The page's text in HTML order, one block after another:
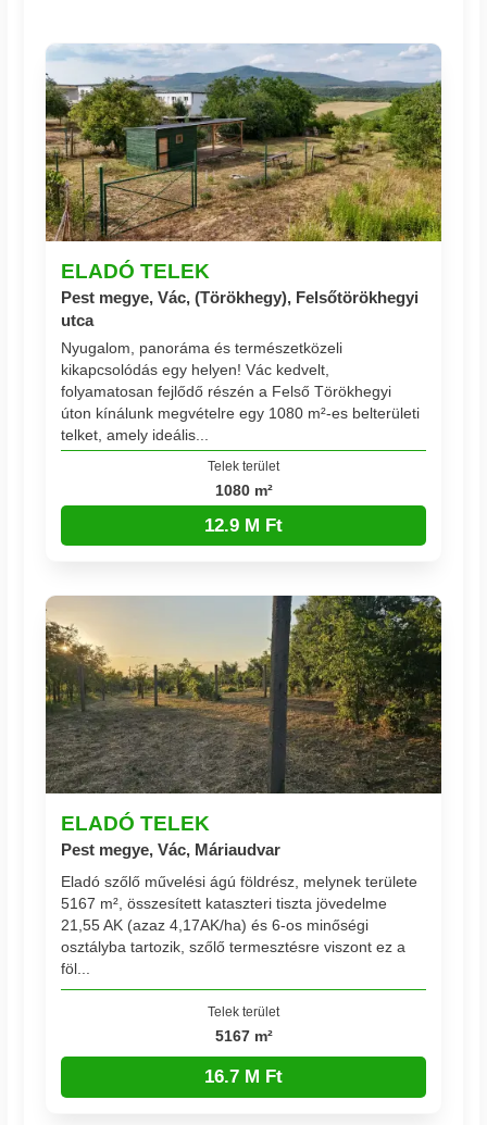
ELADÓ TELEK
Pest megye, Vác, (Törökhegy), Felsőtörökhegyi
utca
Nyugalom, panoráma és természetközeli
kikapcsolódás egy helyen! Vác kedvelt,
folyamatosan fejlődő részén a Felső Törökhegyi
úton kínálunk megvételre egy 1080 m²-es belterületi
telket, amely ideális...
Telek terület
1080 m²
12.9 M Ft
ELADÓ TELEK
Pest megye, Vác, Máriaudvar
Eladó szőlő művelési ágú földrész, melynek területe
5167 m², összesített kataszteri tiszta jövedelme
21,55 AK (azaz 4,17AK/ha) és 6-os minőségi
osztályba tartozik, szőlő termesztésre viszont ez a
föl...
Telek terület
5167 m²
16.7 M Ft